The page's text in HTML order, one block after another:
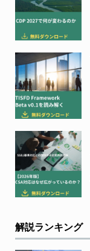
解説ランキング